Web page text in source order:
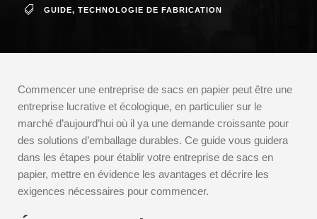
GUIDE, TECHNOLOGIE DE FABRICATION
Commencer une entreprise de sacs en papier peut être une
entreprise lucrative et écologique, en particulier sur le
marché d’aujourd’hui où il ya une demande croissante pour
des solutions d’emballage durables. Ce guide vous guidera
dans les étapes pour établir votre entreprise de sacs en
papier, mettre en évidence les avantages et décrire les
exigences nécessaires pour commencer.